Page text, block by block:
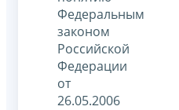
Федеральным
законом
Российской
Федерации
от
26.05.2006